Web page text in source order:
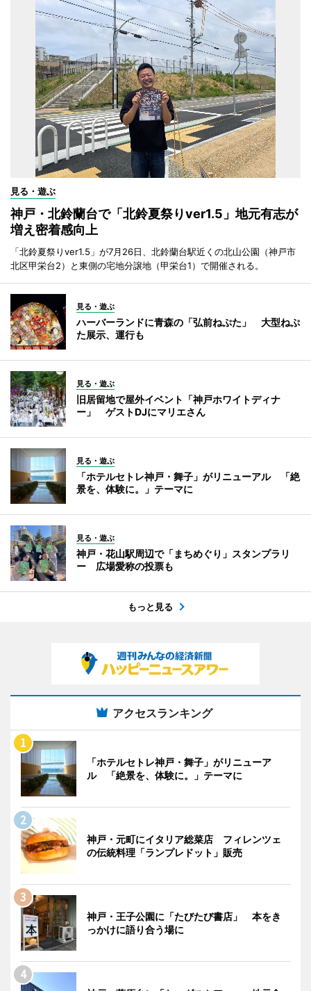
見る・遊ぶ
神戸・北鈴蘭台で「北鈴夏祭りver1.5」地元有志が
増え密着感向上
「北鈴夏祭りver1.5」が7月26日、北鈴蘭台駅近くの北山公園（神戸市
北区甲栄台2）と東側の宅地分譲地（甲栄台1）で開催される。
見る・遊ぶ
ハーバーランドに青森の「弘前ねぷた」 大型ねぷ
た展示、運行も
見る・遊ぶ
旧居留地で屋外イベント「神戸ホワイトディナ
ー」 ゲストDJにマリエさん
見る・遊ぶ
「ホテルセトレ神戸・舞子」がリニューアル 「絶
景を、体験に。」テーマに
見る・遊ぶ
神戸・花山駅周辺で「まちめぐり」スタンプラリ
ー 広場愛称の投票も
もっと見る
アクセスランキング
「ホテルセトレ神戸・舞子」がリニューア
ル 「絶景を、体験に。」テーマに
神戸・元町にイタリア総菜店 フィレンツェ
の伝統料理「ランプレドット」販売
神戸・王子公園に「たびたび書店」 本をき
っかけに語り合う場に